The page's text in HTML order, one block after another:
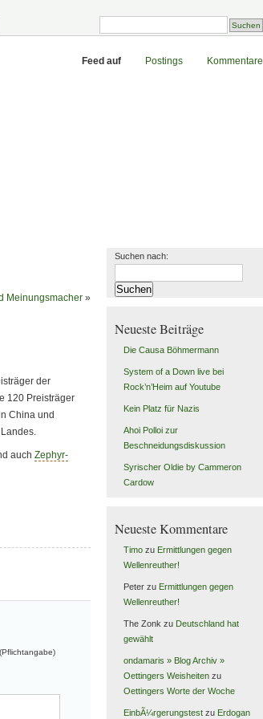
Feed auf Postings Kommentare
Meinungsmacher »
der
120 Preisträger
China und
auch Zephyr-
Suchen nach:
Neueste Beiträge
Die Causa Böhmermann
System of a Down live bei
Rock’n’Heim auf Youtube
Kein Platz für Nazis
Ahoi Polloi zur
Beschneidungsdiskussion
Syrischer Oldie by Cammeron
Cardow
Neueste Kommentare
Timozu Ermittlungen gegen
Wellenreuther!
Peterzu Ermittlungen gegen
Wellenreuther!
The Zonk zu Deutschland hat
gewählt
ondamaris » Blog Archiv »
Oettingers Weisheitenzu
Oettingers Worte der Woche
EinbÃ¼rgerungstestzu Erdogan